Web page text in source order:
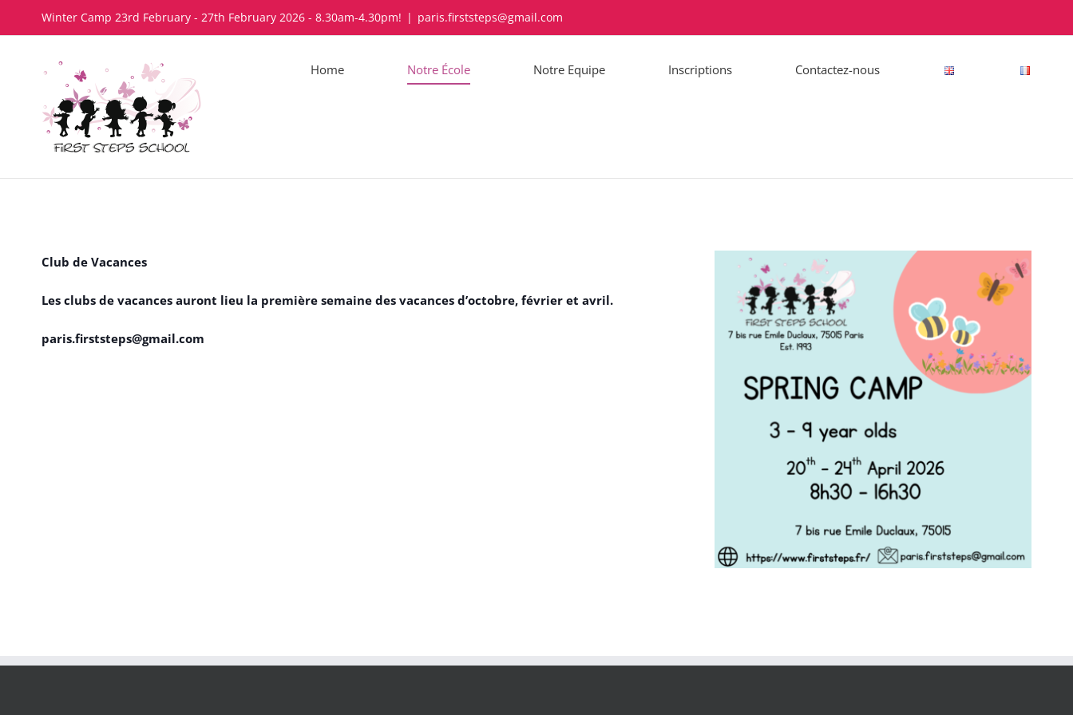
to
Winter Camp 23rd February - 27th February 2026 - 8.30am-4.30pm! | paris.firststeps@gmail.com
Home Notre École Notre Equipe Inscriptions Contactez-nous
Club de Vacances
Les clubs de vacances auront lieu la première semaine des vacances d’octobre, février et avril.
paris.firststeps@gmail.com